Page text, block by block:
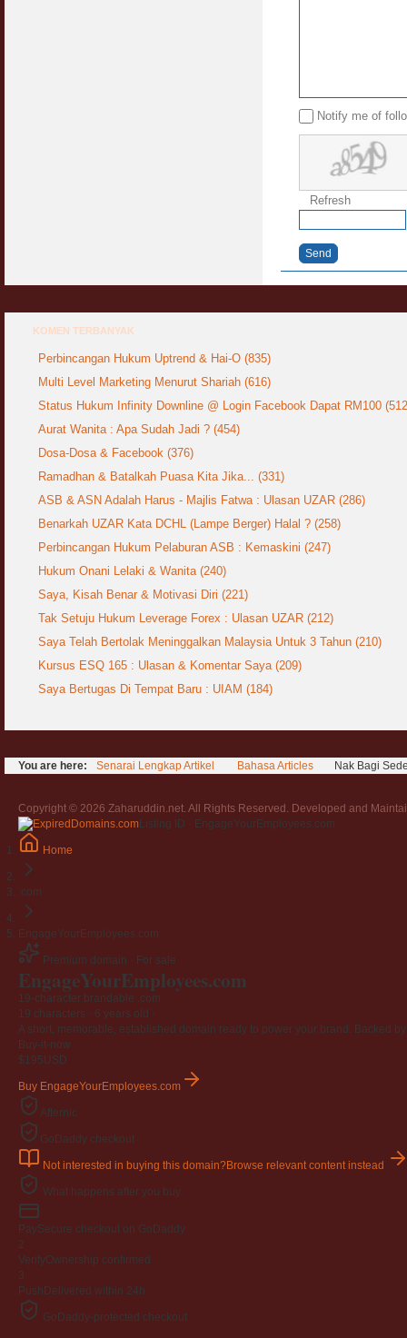
Notify me of
Refresh
Send
KOMEN TERBANYAK
Perbincangan Hukum Uptrend & Hai-O (835)
Multi Level Marketing Menurut Shariah (616)
Status Hukum Infinity Downline @ Login Facebook Dapat RM100
Aurat Wanita : Apa Sudah Jadi ? (454)
Dosa-Dosa & Facebook (376)
Ramadhan & Batalkah Puasa Kita Jika... (331)
ASB & ASN Adalah Harus - Majlis Fatwa : Ulasan UZAR (286)
Benarkah UZAR Kata DCHL (Lampe Berger) Halal ? (258)
Perbincangan Hukum Pelaburan ASB : Kemaskini (247)
Hukum Onani Lelaki & Wanita (240)
Saya, Kisah Benar & Motivasi Diri (221)
Tak Setuju Hukum Leverage Forex : Ulasan UZAR (212)
Saya Telah Bertolak Meninggalkan Malaysia Untuk 3 Tahun (210)
Kursus ESQ 165 : Ulasan & Komentar Saya (209)
Saya Bertugas Di Tempat Baru : UIAM (184)
You are here: Senarai Lengkap Artikel Bahasa Articles Nak Bagi
Copyright © 2026 Zaharuddin.net. All Rights Reserved. Developed and
Listing ID · EngageYourEmployees.com
Home
.com
EngageYourEmployees.com
Premium domain · For sale
EngageYourEmployees.com
19-character brandable .com
19 characters · 6 years old
A short, memorable, established domain ready to power your brand. Backed
Buy-it-now
$195USD
Buy EngageYourEmployees.com
Afternic
GoDaddy checkout
Not interested in buying this domain?Browse relevant content instead
What happens after you buy
PaySecure checkout on GoDaddy
2
VerifyOwnership confirmed
3
PushDelivered within 24h
GoDaddy-protected checkout